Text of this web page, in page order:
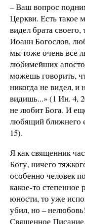
– Ваш вопрос
Церкви. Есть такое
видел брата
Иоанн Богослов,
мы тоже очень все
любимейших
можешь говорить,
никогда не видел, и
видишь...» (1 Ин. 4,
не любит Бога. И
любящий ближнего
15).
Я как священник
Богу, ничего
особенно человек
какое-то степенное
юности, то уже
убил, но –
Священное